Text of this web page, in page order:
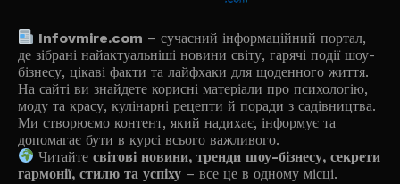
Infovmire.com – сучасний інформаційний портал,
де зібрані найактуальніші новини світу, гарячі події шоу-
бізнесу, цікаві факти та лайфхаки для щоденного життя.
На сайті ви знайдете корисні матеріали про психологію,
моду та красу, кулінарні рецепти й поради з садівництва.
Ми створюємо контент, який надихає, інформує та
допомагає бути в курсі всього важливого.
Читайтесвітові новини, тренди шоу-бізнесу, секрети
гармонії, стилю та успіху – все це в одному місці.